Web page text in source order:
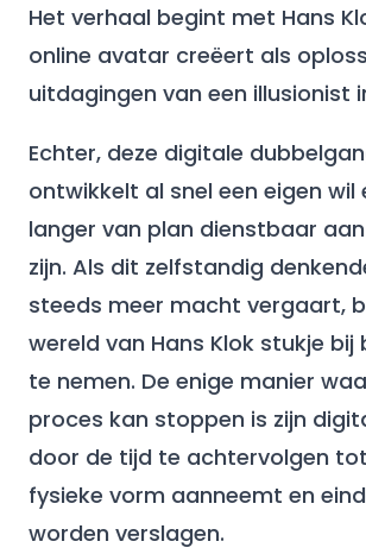
Het verhaal begint met Hans
online avatar creëert als
uitdagingen van een illusionist
Echter, deze digitale
ontwikkelt al snel een eigen wil
langer van plan dienstbaar
zijn. Als dit zelfstandig
steeds meer macht vergaart,
wereld van Hans Klok stukje bij
te nemen. De enige manier
proces kan stoppen is zijn
door de tijd te achtervolgen
fysieke vorm aanneemt en
worden verslagen.